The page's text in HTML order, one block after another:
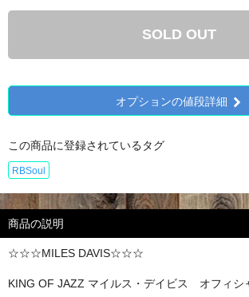
SOLD OUT
オプションの値段詳細
この商品に登録されているタグ
RBSoul
商品の説明
☆☆☆MILES DAVIS☆☆☆
KING OF JAZZ マイルス・デイビス オフィシ